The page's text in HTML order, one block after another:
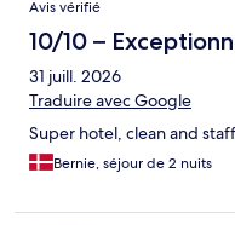
Avis vérifié
10/10 –
31 juill. 2026
Traduire avec Google
Super hotel, clean and
Bernie, séjour de 2 nuits